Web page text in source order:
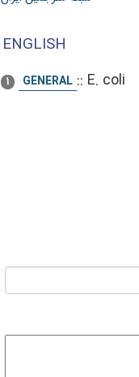
ENGLISH
1 GENERAL :: E. coli